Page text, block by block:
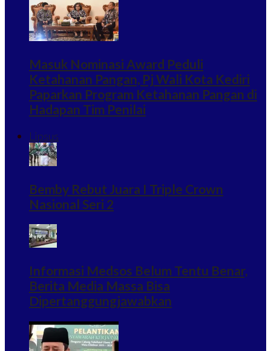
Masuk Nominasi Award Peduli
Ketahanan Pangan, Pj Wali Kota Kediri
Paparkan Program Ketahanan Pangan di
Hadapan Tim Penilai
Lipsus
Bemby Rebut Juara I Triple Crown
Nasional Seri 2
Informasi Medsos Belum Tentu Benar,
Berita Media Massa Bisa
Dipertanggungjawabkan